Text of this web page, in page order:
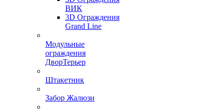
ВИК
3D Ограждения
Grand Line
Модульные
ограждения
ДворТерьер
Штакетник
Забор Жалюзи